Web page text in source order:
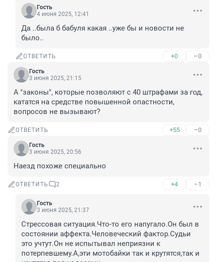
Гость
4 июня 2025, 12:41
Да ..была б бабуля какая ..уже бы и новости не
было..
ОТВЕТИТЬ +0 –0
Гость
3 июня 2025, 21:15
А "законы", которые позволяют с 40 штрафами за год,
кататся на средстве повышенной опастности,
вопросов не вызывают?
ОТВЕТИТЬ +55 –0
Гость
3 июня 2025, 20:56
Наезд похоже специально
ОТВЕТИТЬ 2 +4 –1
Гость
3 июня 2025, 21:37
Стрессовая ситуация.Что-то его напугало.Он был в
состоянии аффекта.Человеческий фактор.Судьи
это учтут.Он не испытывал неприязни к
потерпевшему.А,эти мотобайки так и крутятся,так и